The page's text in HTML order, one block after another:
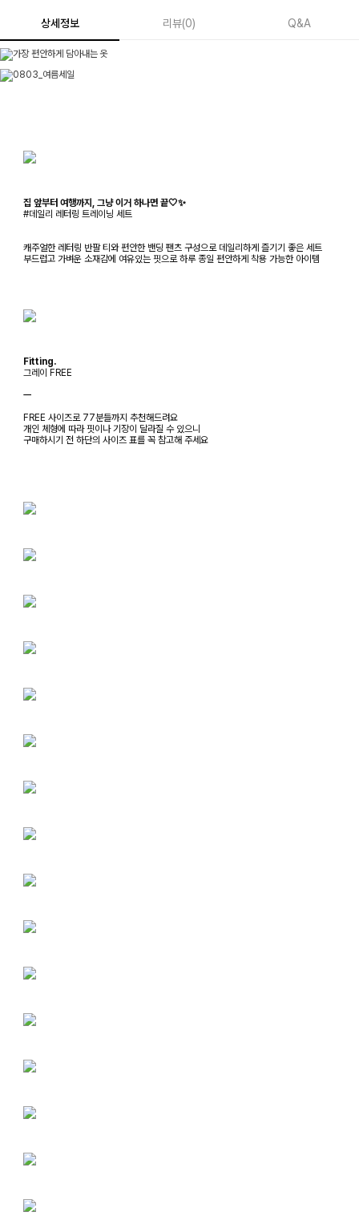
상세정보 리뷰(0) Q&A
집 앞부터 여행까지, 그냥 이거 하나면 끝🤍✨
#데일리 레터링 트레이닝 세트
캐주얼한 레터링 반팔 티와 편안한 밴딩 팬츠 구성으로 데일리하게 즐기기 좋은 세트
부드럽고 가벼운 소재감에 여유있는 핏으로 하루 종일 편안하게 착용 가능한 아이템
Fitting.
그레이 FREE
ㅡ
FREE 사이즈로 77분들까지 추천해드려요
개인 체형에 따라 핏이나 기장이 달라질 수 있으니
구매하시기 전 하단의 사이즈 표를 꼭 참고해 주세요